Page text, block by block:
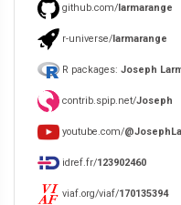
github.com/larmarange
r-universe/larmarange
R packages: Joseph
contrib.spip.net/Joseph
youtube.com/
idref.fr/123902460
viaf.org/viaf/170135394